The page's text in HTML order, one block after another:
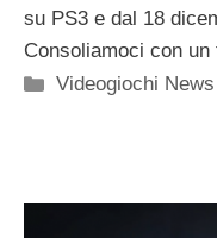
su PS3 e dal 18
Consoliamoci con
Categorie
Videogiochi News